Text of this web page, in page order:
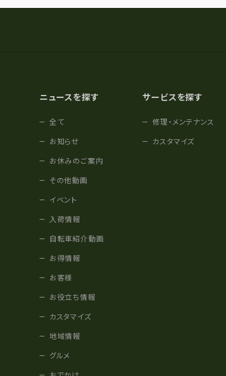
ニュースを探す
全て
お知らせ
お休みのご案内
その他動画
イベント
入荷情報
自転車紹介動画
お得情報
お客様
お役立ち情報
カスタマイズ
地域情報
グルメ
サービスを探す
修理・メンテナンス
カスタマイズ